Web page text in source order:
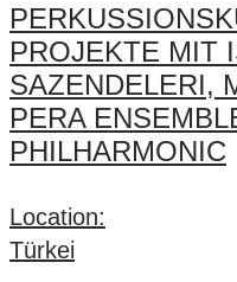
PROJEKTE MIT
SAZENDELERI,
PERA
PHILHARMONIC
Location:
Türkei